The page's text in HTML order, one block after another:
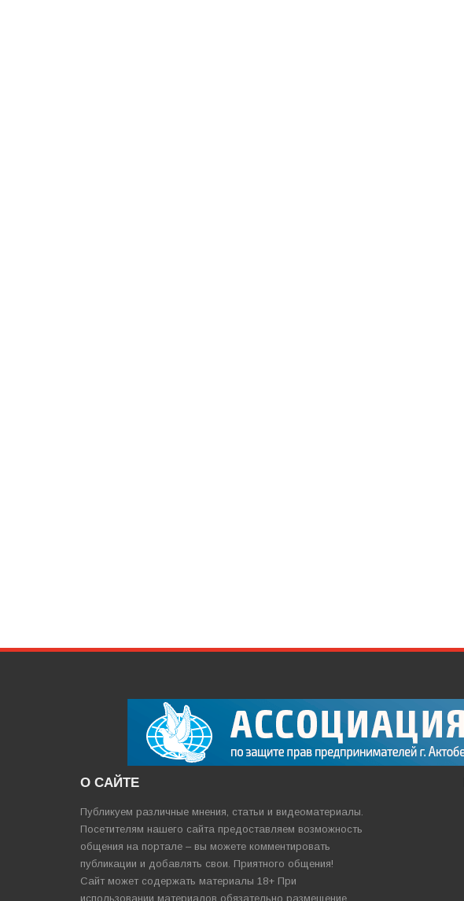
О САЙТЕ
Публикуем различные мнения, статьи и видеоматериалы.
Посетителям нашего сайта предоставляем возможность
общения на портале – вы можете комментировать
публикации и добавлять свои. Приятного общения!
Сайт может содержать материалы 18+ При
использовании материалов обязательно размещение